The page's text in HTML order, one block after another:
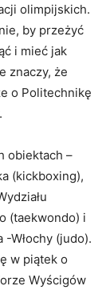
olimpijskich.
by przeżyć
i mieć jak
znaczy, że
o Politechnikę
obiektach –
(kickboxing),
(taekwondo) i
Włochy (judo).
w piątek o
Wyścigów